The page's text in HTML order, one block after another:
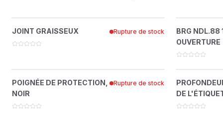
521438
JOINT GRAISSEUX Rupture de stock
BRG NDL.88
OUVERTURE
?
POIGNÉE DE PROTECTION, NOIR
4135868
POIGNÉE DE PROTECTION,
NOIR
Rupture de stock
DE